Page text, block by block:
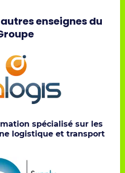
enseignes du
spécialisé sur les
logistique et transport